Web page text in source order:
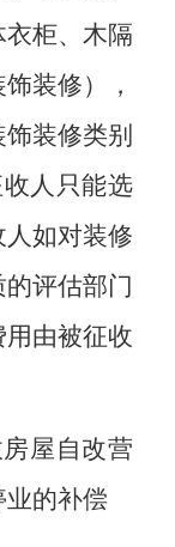
柜、木隔
装修），
装修类别
人只能选
如对装修
评估部门
由被征收
屋自改营
的补偿